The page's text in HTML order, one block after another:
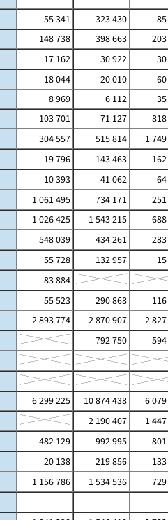
55 341 323 430
148 738 398 663
17 162 30 922
18 044 20 010
8 969 6 112
103 701 71 127
304 557 515 814 1
19 796 143 463
10 393 41 062
1 061 495 734 171
1 026 425 1 543 215
548 039 434 261
55 728 132 957
83 884
55 523 290 868
2 893 774 2 870 907 2
792 750
6 299 225 10 874 438 6
2 190 407 1
482 129 992 995
20 138 219 856
1 156 786 1 534 536
- -